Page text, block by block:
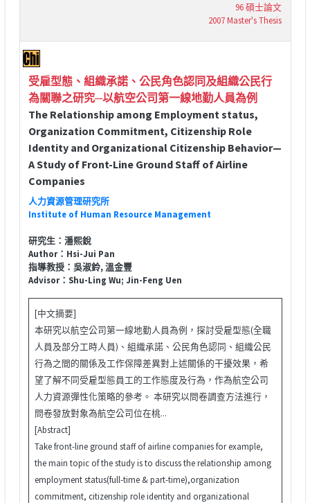
96 碩士論文
2007 Master's Thesis
受雇型態、組織承諾、公民角色認同及組織公民行
為關聯之研究─以航空公司第一線地勤人員為例
The Relationship among Employment status,
Organization Commitment, Citizenship Role
Identity and Organizational Citizenship Behavior—
A Study of Front-Line Ground Staff of Airline
Companies
人力資源管理研究所
Institute of Human Resource Management
研究生：潘熙銳
Author：Hsi-Jui Pan
指導教授：吳淑鈴, 溫金豐
Advisor：Shu-Ling Wu; Jin-Feng Uen
[中文摘要]
本研究以航空公司第一線地勤人員為例，探討受雇型態(全職
人員及部分工時人員)、組織承諾、公民角色認同、組織公民
行為之間的關係及工作保障差異對上述關係的干擾效果，希
望了解不同受雇型態員工的工作態度及行為，作為航空公司
人力資源彈性化策略的參考。 本研究以問卷調查方法進行，
問卷發放對象為航空公司位在桃...
[Abstract]
Take front-line ground staff of airline companies for example,
the main topic of the study is to discuss the relationship among
employment status(full-time & part-time),organization
commitment, citizenship role identity and organizational